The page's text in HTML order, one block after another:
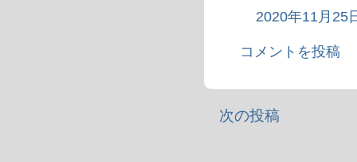
2020年11月25
コメントを投稿
次の投稿